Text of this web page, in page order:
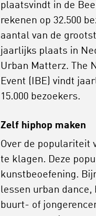
plaatsvindt in de
rekenen op 32.500
aantal van de
jaarlijks plaats in
Urban Matterz. The
Event (IBE) vindt
15.000 bezoekers.
Zelf hiphop maken
Over de populariteit
te klagen. Deze
kunstbeoefening.
lessen urban dance,
buurt- of